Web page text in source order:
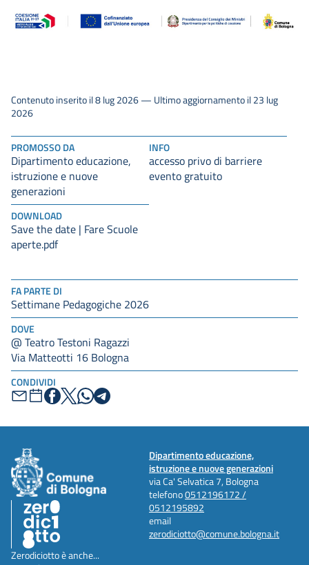
FA PARTE DI
Settimane Pedagogiche 2026
DOVE
@ Teatro Testoni Ragazzi
Via Matteotti 16 Bologna
CONDIVIDI
PROMOSSO DA
Dipartimento educazione,
istruzione e nuove
generazioni
INFO
accesso privo di barriere
evento gratuito
DOWNLOAD
Save the date | Fare Scuole
aperte.pdf
Contenuto inserito il 8 lug 2026 — Ultimo aggiornamento il 23 lug
2026
Dipartimento educazione,
istruzione e nuove generazioni
via Ca' Selvatica 7, Bologna
telefono0512196172 /
0512195892
email
zerodiciotto@comune.bologna.it
Zerodiciotto è anche...